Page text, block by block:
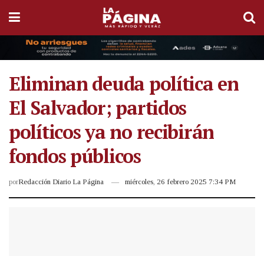
Eliminan deuda política en
El Salvador; partidos
políticos ya no recibirán
fondos públicos
porRedacción Diario La Página miércoles, 26 febrero 2025 7:34 PM